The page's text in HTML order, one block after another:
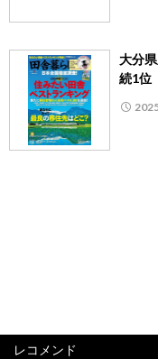
大分
続1位
レコメンド